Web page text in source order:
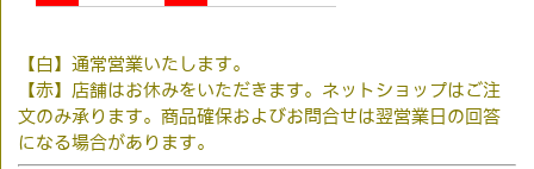
【白】通常営業いたします。
【赤】店舗はお休みをいただきます。ネットショップはご注
文のみ承ります。商品確保およびお問合せは翌営業日の回答
になる場合があります。